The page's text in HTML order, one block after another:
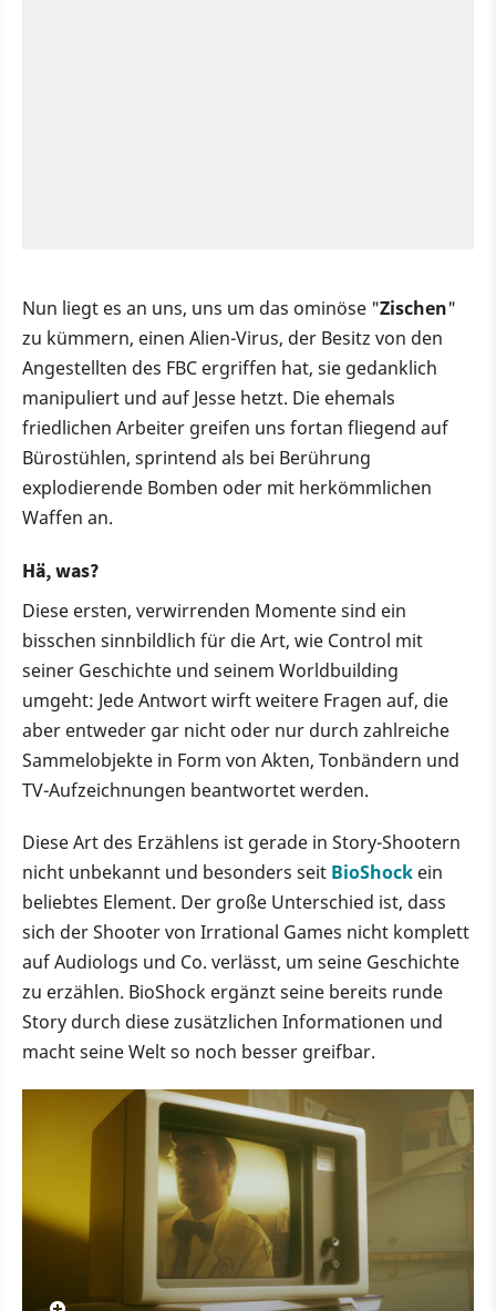
Nun liegt es an uns, uns um das ominöse "Zischen"
zu kümmern, einen Alien-Virus, der Besitz von den
Angestellten des FBC ergriffen hat, sie gedanklich
manipuliert und auf Jesse hetzt. Die ehemals
friedlichen Arbeiter greifen uns fortan fliegend auf
Bürostühlen, sprintend als bei Berührung
explodierende Bomben oder mit herkömmlichen
Waffen an.
Hä, was?
Diese ersten, verwirrenden Momente sind ein
bisschen sinnbildlich für die Art, wie Control mit
seiner Geschichte und seinem Worldbuilding
umgeht: Jede Antwort wirft weitere Fragen auf, die
aber entweder gar nicht oder nur durch zahlreiche
Sammelobjekte in Form von Akten, Tonbändern und
TV-Aufzeichnungen beantwortet werden.
Diese Art des Erzählens ist gerade in Story-Shootern
nicht unbekannt und besonders seit BioShock ein
beliebtes Element. Der große Unterschied ist, dass
sich der Shooter von Irrational Games nicht komplett
auf Audiologs und Co. verlässt, um seine Geschichte
zu erzählen. BioShock ergänzt seine bereits runde
Story durch diese zusätzlichen Informationen und
macht seine Welt so noch besser greifbar.